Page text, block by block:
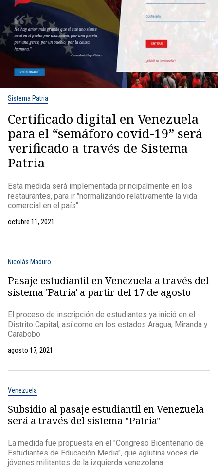
Sistema Patria
Certificado digital en Venezuela
para el “semáforo covid-19” será
verificado a través de Sistema
Patria
Esta medida será implementada principalmente en los
restaurantes, para ir "normalizando relativamente la vida
comercial en el país"
octubre 11, 2021
Nicolás Maduro
Pasaje estudiantil en Venezuela a través del
sistema 'Patria' a partir del 17 de agosto
El proceso de inscripción de estudiantes ya inició en el
Distrito Capital, así como en los estados Aragua, Miranda y
Carabobo
agosto 17, 2021
Venezuela
Subsidio al pasaje estudiantil en Venezuela
será a través del sistema "Patria"
La medida fue propuesta en el "Congreso Bicentenario de
Estudiantes de Educación Media", que aglutina voces de
jóvenes militantes de la izquierda venezolana